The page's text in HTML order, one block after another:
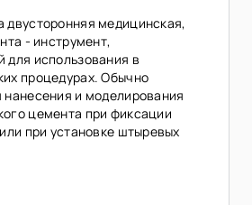
двусторонняя медицинская,
- инструмент,
для использования в
процедурах. Обычно
нанесения и моделирования
цемента при фиксации
при установке штыревых